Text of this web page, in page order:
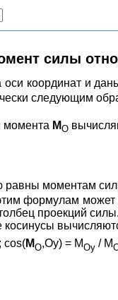
силы
оси координат и
следующим
момента MO
равны моментам
формулам
проекций
косинусы
; cos(MO,Oy) = MOy / M